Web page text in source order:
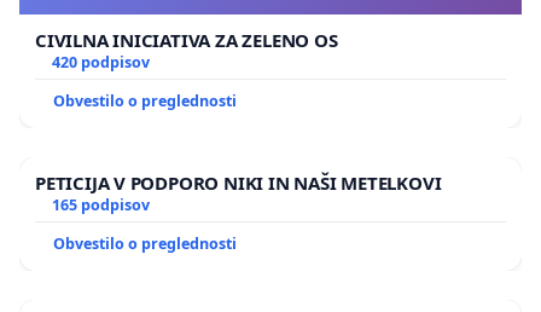
CIVILNA INICIATIVA ZA ZELENO OS
420 podpisov
Obvestilo o preglednosti
PETICIJA V PODPORO NIKI IN NAŠI METELKOVI
165 podpisov
Obvestilo o preglednosti